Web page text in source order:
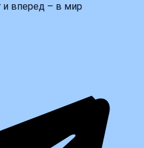
и вперед – в мир